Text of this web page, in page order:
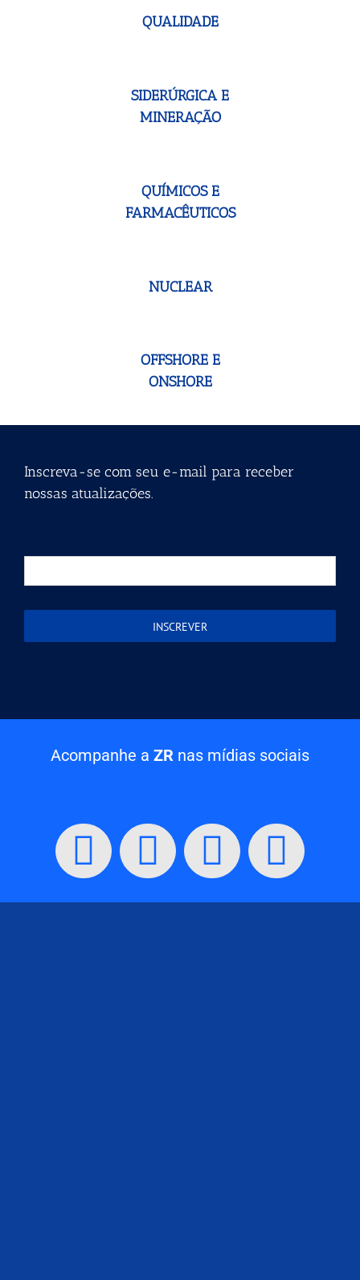
QUALIDADE
SIDERÚRGICA E
MINERAÇÃO
QUÍMICOS E
FARMACÊUTICOS
NUCLEAR
OFFSHORE E
ONSHORE
Inscreva-se com seu e-mail para receber
nossas atualizações.
Acompanhe a ZR nas mídias sociais